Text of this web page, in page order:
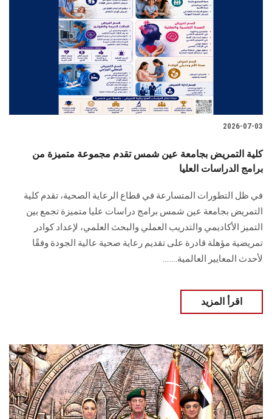
2026-07-03
كلية التمريض بجامعة عين شمس تقدم مجموعة متميزة من
برامج الدراسات العليا
في ظل التطورات المتسارعة في قطاع الرعاية الصحية، تقدم كلية
التمريض بجامعة عين شمس برامج دراسات عليا متميزة تجمع بين
التميز الأكاديمي والتدريب العملي والبحث العلمي، لإعداد كوادر
تمريضية مؤهلة قادرة على تقديم رعاية صحية عالية الجودة وفقًا
لأحدث المعايير العالمية........
اقرأ المزيد